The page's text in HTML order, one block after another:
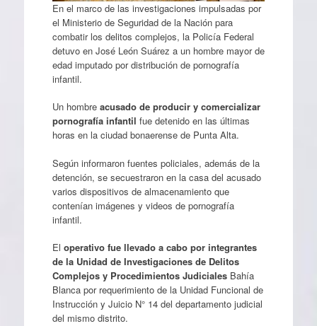
En el marco de las investigaciones impulsadas por
el Ministerio de Seguridad de la Nación para
combatir los delitos complejos, la Policía Federal
detuvo en José León Suárez a un hombre mayor de
edad imputado por distribución de pornografía
infantil.
Un hombre acusado de producir y comercializar
pornografía infantil fue detenido en las últimas
horas en la ciudad bonaerense de Punta Alta.
Según informaron fuentes policiales, además de la
detención, se secuestraron en la casa del acusado
varios dispositivos de almacenamiento que
contenían imágenes y videos de pornografía
infantil.
El operativo fue llevado a cabo por integrantes
de la Unidad de Investigaciones de Delitos
Complejos y Procedimientos JudicialesBahía
Blanca por requerimiento de la Unidad Funcional de
Instrucción y Juicio N° 14 del departamento judicial
del mismo distrito.